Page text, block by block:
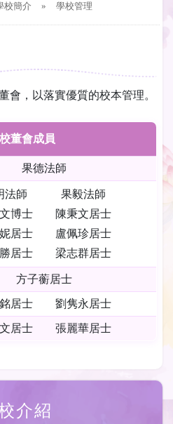
介紹
校簡介 » 學校管理
會，以落實優質的校本管理。
董會成員
果德法師
法師 果毅法師
文博士 陳秉文居士
妮居士 盧佩珍居士
勝居士 梁志群居士
方子蘅居士
銘居士 劉隽永居士
文居士 張麗華居士